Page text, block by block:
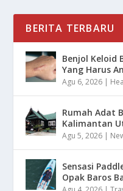
BERITA TERBARU
Benjol Keloid
Yang Harus
Agu 6, 2026 |
Rumah Adat
Kalimantan
Agu 5, 2026 |
Sensasi
Opak Baros